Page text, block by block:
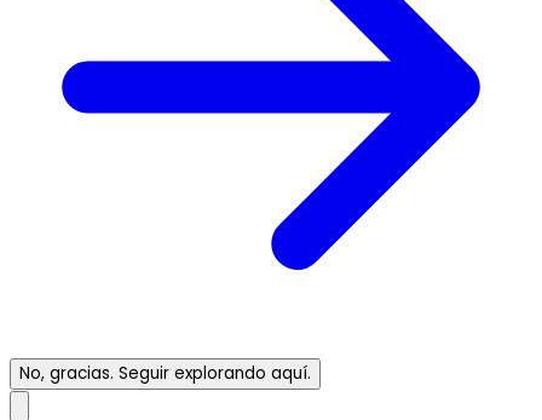
No, gracias. Seguir explorando aquí.